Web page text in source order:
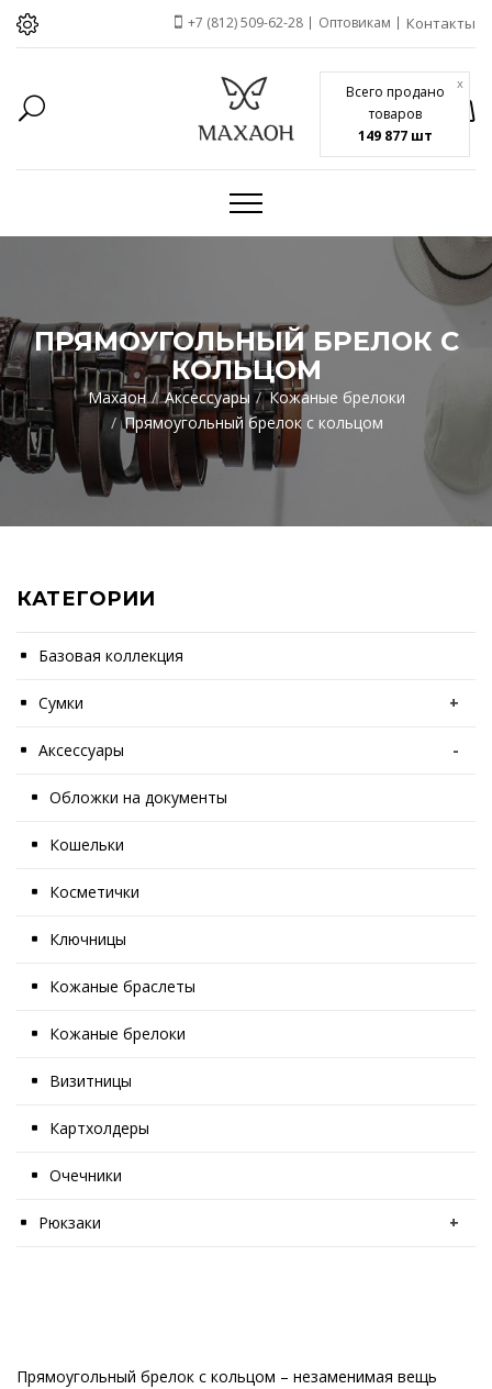
Всего продано
товаров
149 877 шт
x
+7 (812) 509-62-28 Оптовикам Контакты
ПРЯМОУГОЛЬНЫЙ БРЕЛОК С
КОЛЬЦОМ
Махаон Аксессуары
Кожаные брелоки
Прямоугольный брелок с кольцом
КАТЕГОРИИ
Базовая коллекция
Сумки +
Аксессуары -
Обложки на документы
Кошельки
Косметички
Ключницы
Кожаные браслеты
Кожаные брелоки
Визитницы
Картхолдеры
Очечники
Рюкзаки +
Прямоугольный брелок с кольцом – незаменимая вещь